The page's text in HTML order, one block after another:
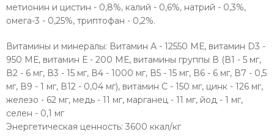
метионин и цистин - 0,8%, калий - 0,6%, натрий - 0,3%,
омега-3 - 0,25%, триптофан - 0,2%.
Витамины и минералы: Витамин А - 12550 МЕ, витамин D3 -
950 МЕ, витамин Е - 200 МЕ, витамины группы В (В1 - 5 мг,
В2 - 6 мг, В3 - 15 мг, В4 - 1000 мг, В5 - 15 мг, В6 - 6 мг, В7 - 0,5
мг, В9 - 1 мг, В12 - 0,04 мг), витамин С - 150 мг, цинк - 126 мг,
железо - 62 мг, медь - 11 мг, марганец - 11 мг, йод - 1 мг,
селен - 0,1 мг
Энергетическая ценность: 3600 ккал/кг